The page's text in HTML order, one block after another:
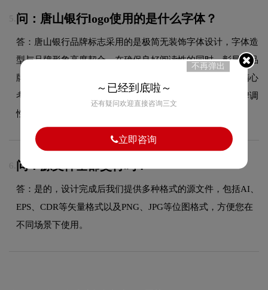
5. 问：唐山银行logo使用的是什么字体？
答：唐山银行品牌标志采用的是极简无装饰字体设计，字体造
型与品牌形象高度契合，在确保良好阅读性的同时，彰显了品
牌的极简现代设计风格。字体的结构、粗细及间距都经过精心
考量，使整体标志在不同尺寸和场景下均能保持一致的品牌调
性。
6. 问：源文件全部交付吗？
答：是的，设计完成后我们提供多种格式的源文件，包括AI、
EPS、CDR等矢量格式以及PNG、JPG等位图格式，方便您在
不同场景下使用。
不再弹出
～已经到底啦～
还有疑问欢迎直接咨询三文
立即咨询